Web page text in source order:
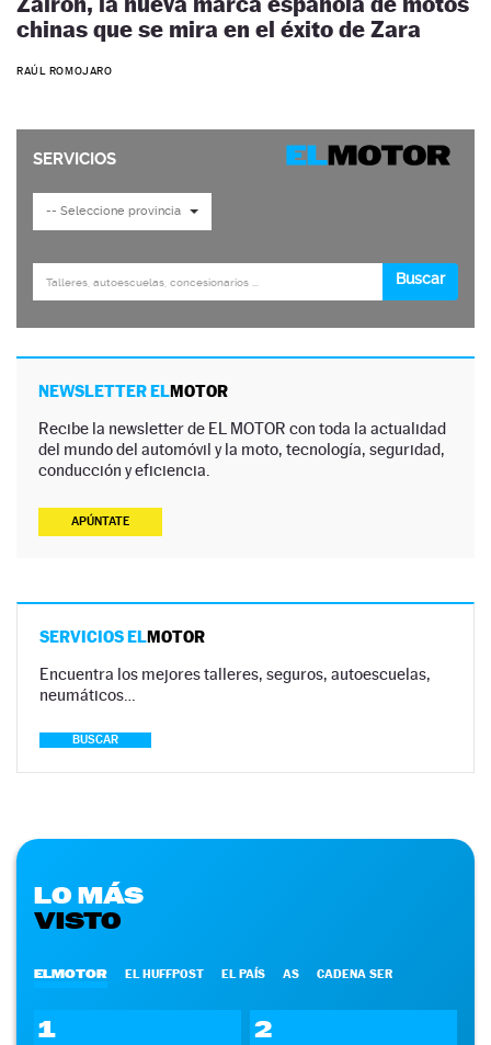
chinas que se mira en el éxito de Zara
RAÚL ROMOJARO
NEWSLETTER ELMOTOR
Recibe la newsletter de EL MOTOR con toda la actualidad
del mundo del automóvil y la moto, tecnología, seguridad,
conducción y eficiencia.
APÚNTATE
SERVICIOS ELMOTOR
Encuentra los mejores talleres, seguros, autoescuelas,
neumáticos…
BUSCAR
LO MÁS
VISTO
ELMOTOR EL HUFFPOST EL PAÍS AS CADENA SER
1 2